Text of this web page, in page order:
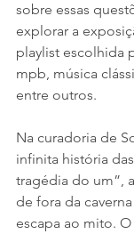
sobre essas
explorar a
playlist escolhida
mpb, música
entre outros.
Na curadoria de
infinita história
tragédia do um”,
de fora da
escapa ao mito.